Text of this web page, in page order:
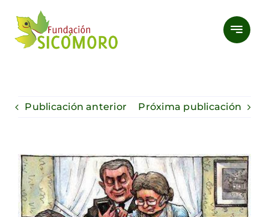
contenido
Publicación anterior Próxima publicación
Ver
imagen
más
grande